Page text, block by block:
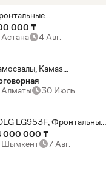
000 ₸
Астана
4 Авг.
Камаз
29РТ (шасси
43114 6x6)
Алматы
30 Июль.
LG953F, Фронтальные
000 000 ₸
Шымкент
7 Авг.